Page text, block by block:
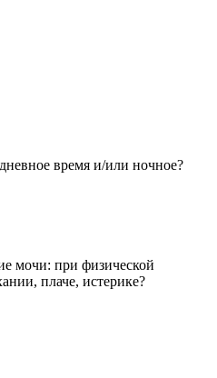
время и/или ночное?
мочи: при физической
плаче, истерике?